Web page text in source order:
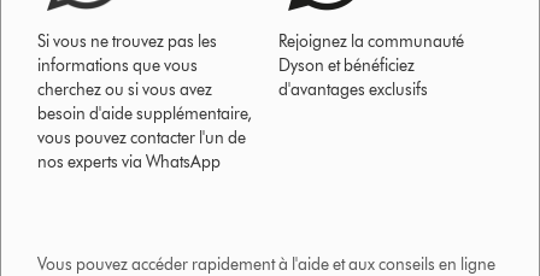
Si vous ne trouvez pas les
informations que vous
cherchez ou si vous avez
besoin d'aide supplémentaire,
vous pouvez contacter l'un de
nos experts via WhatsApp
Rejoignez la communauté
Dyson et bénéficiez
d'avantages exclusifs
Vous pouvez accéder rapidement à l'aide et aux conseils en ligne